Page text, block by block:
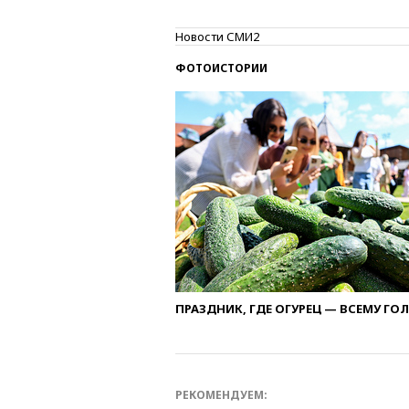
Новости СМИ2
ФОТОИСТОРИИ
ПРАЗДНИК, ГДЕ ОГУРЕЦ — ВСЕМУ
РЕКОМЕНДУЕМ: